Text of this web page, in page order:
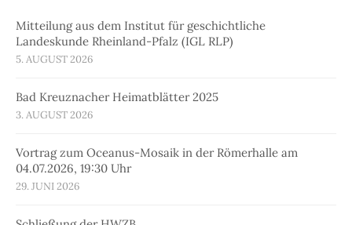
Mitteilung aus dem Institut für geschichtliche
Landeskunde Rheinland-Pfalz (IGL RLP)
5. AUGUST 2026
Bad Kreuznacher Heimatblätter 2025
3. AUGUST 2026
Vortrag zum Oceanus-Mosaik in der Römerhalle am
04.07.2026, 19:30 Uhr
29. JUNI 2026